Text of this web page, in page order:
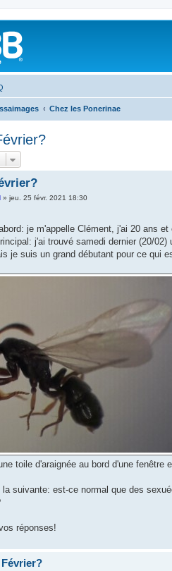
Chez les Ponerinae
» jeu. 25 févr. 2021 18:30
je m'appelle Clément, j'ai 20 ans
j'ai trouvé samedi dernier (20/
je suis un grand débutant pour ce qui
toile d'araignée au bord d'une fenêtre
la suivante: est-ce normal que des
réponses!